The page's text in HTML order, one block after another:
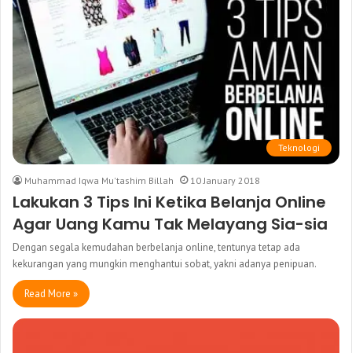
Teknologi
Muhammad Iqwa Mu'tashim Billah 10 January 2018
Lakukan 3 Tips Ini Ketika Belanja Online
Agar Uang Kamu Tak Melayang Sia-sia
Dengan segala kemudahan berbelanja online, tentunya tetap ada
kekurangan yang mungkin menghantui sobat, yakni adanya penipuan.
Read More »